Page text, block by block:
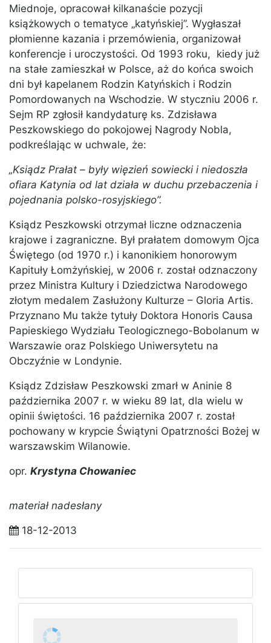
Miednoje, opracował kilkanaście pozycji
książkowych o tematyce „katyńskiej”. Wygłaszał
płomienne kazania i przemówienia, organizował
konferencje i uroczystości. Od 1993 roku, kiedy już
na stałe zamieszkał w Polsce, aż do końca swoich
dni był kapelanem Rodzin Katyńskich i Rodzin
Pomordowanych na Wschodzie. W styczniu 2006 r.
Sejm RP zgłosił kandydaturę ks. Zdzisława
Peszkowskiego do pokojowej Nagrody Nobla,
podkreślając w uchwale, że:
„Ksiądz Prałat – były więzień sowiecki i niedoszła
ofiara Katynia od lat działa w duchu przebaczenia i
pojednania polsko-rosyjskiego”.
Ksiądz Peszkowski otrzymał liczne odznaczenia
krajowe i zagraniczne. Był prałatem domowym Ojca
Świętego (od 1970 r.) i kanonikiem honorowym
Kapituły Łomżyńskiej, w 2006 r. został odznaczony
przez Ministra Kultury i Dziedzictwa Narodowego
złotym medalem Zasłużony Kulturze – Gloria Artis.
Przyznano Mu także tytuły Doktora Honoris Causa
Papieskiego Wydziału Teologicznego-Bobolanum w
Warszawie oraz Polskiego Uniwersytetu na
Obczyźnie w Londynie.
Ksiądz Zdzisław Peszkowski zmarł w Aninie 8
października 2007 r. w wieku 89 lat, dla wielu w
opinii świętości. 16 października 2007 r. został
pochowany w krypcie Świątyni Opatrzności Bożej w
warszawskim Wilanowie.
opr. Krystyna Chowaniec
materiał nadesłany
18-12-2013